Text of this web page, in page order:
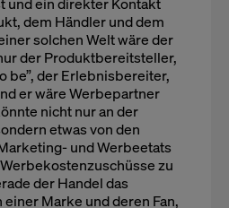
dem Händler und dem
solchen Welt wäre der
der Produktbereitsteller,
be”, der Erlebnisbereiter,
er wäre Werbepartner
nicht nur an der
etwas von den
und Werbeetats
zu
der Handel das
Marke und deren Fan,